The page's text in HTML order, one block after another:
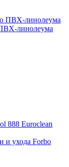
линолеума
и ухода Forbo